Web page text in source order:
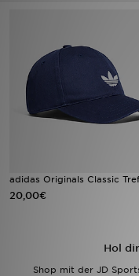
adidas Originals Classic
20,00€
Hol
Shop mit der JD
Marken
Fußball
Lade die APP